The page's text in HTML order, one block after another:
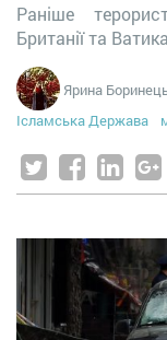
Раніше
Британії та
Ярина
Ісламська Держава